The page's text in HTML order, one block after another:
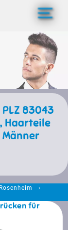
>
83043
Haarteile
für